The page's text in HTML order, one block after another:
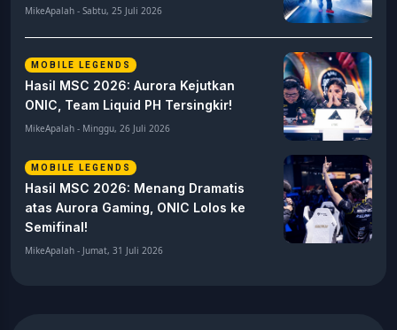
MikeApalah - Sabtu, 25 Juli 2026
MOBILE LEGENDS
Hasil MSC 2026: Aurora Kejutkan
ONIC, Team Liquid PH Tersingkir!
MikeApalah - Minggu, 26 Juli 2026
MOBILE LEGENDS
Hasil MSC 2026: Menang Dramatis
atas Aurora Gaming, ONIC Lolos ke
Semifinal!
MikeApalah - Jumat, 31 Juli 2026